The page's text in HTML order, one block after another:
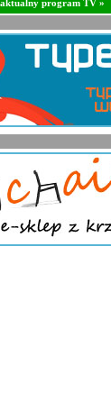
program TV »